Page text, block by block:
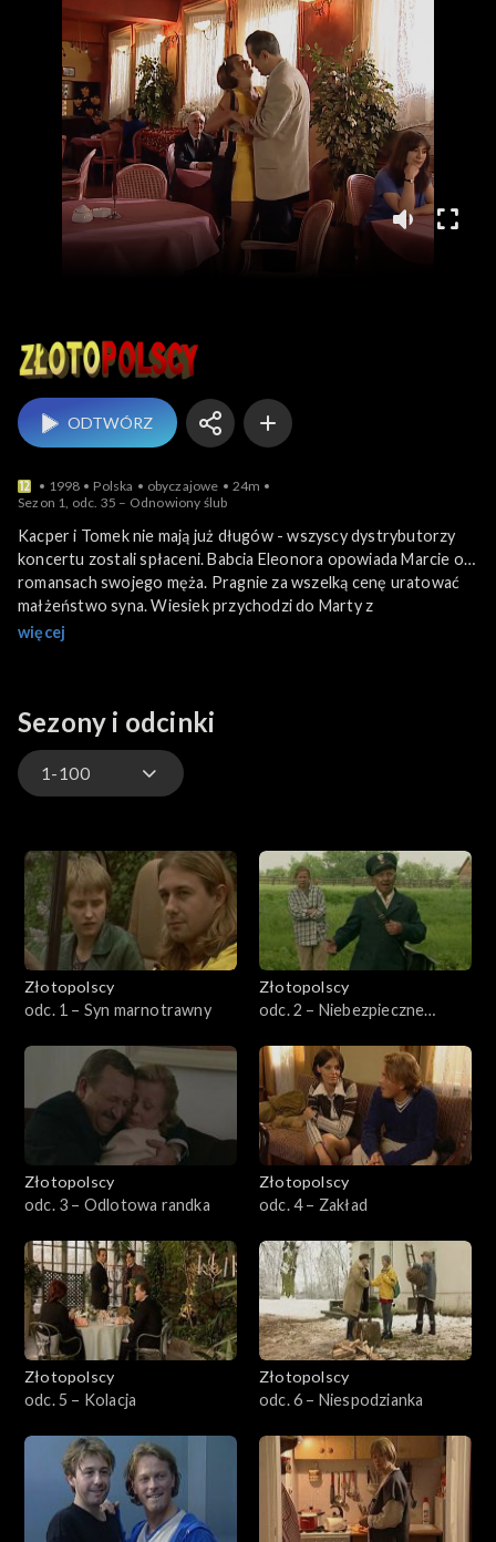
Złotopolscy
ODTWÓRZ
1998 Polska obyczajowe
24m
Sezon 1, odc. 35 – Odnowiony ślub
Kacper i Tomek nie mają już długów - wszyscy dystrybutorzy
koncertu zostali spłaceni. Babcia Eleonora opowiada Marcie o
romansach swojego męża. Pragnie za wszelką cenę uratować
małżeństwo syna. Wiesiek przychodzi do Marty z
przeprosinami. Marta znajduje w jego kurtce osiem tysięcy,
kompleksu Złotopolskich i chce robić karierę, Józef pragnie
ożenić się z Elżunią Kleczkowską.
więcej
Sezony i odcinki
1-100
101-200
201-300
301-400
401-500
501-600
601-700
801-900
901–1000
1001–1100
1101–1121
Odcinek specjalny
Złotopolscy
odc. 1 – Syn marnotrawny
Złotopolscy
odc. 2 – Niebezpieczne
Złotopolscy
odc. 3 – Odlotowa randka
Złotopolscy
odc. 4 – Zakład
Złotopolscy
odc. 5 – Kolacja
Złotopolscy
odc. 6 – Niespodzianka